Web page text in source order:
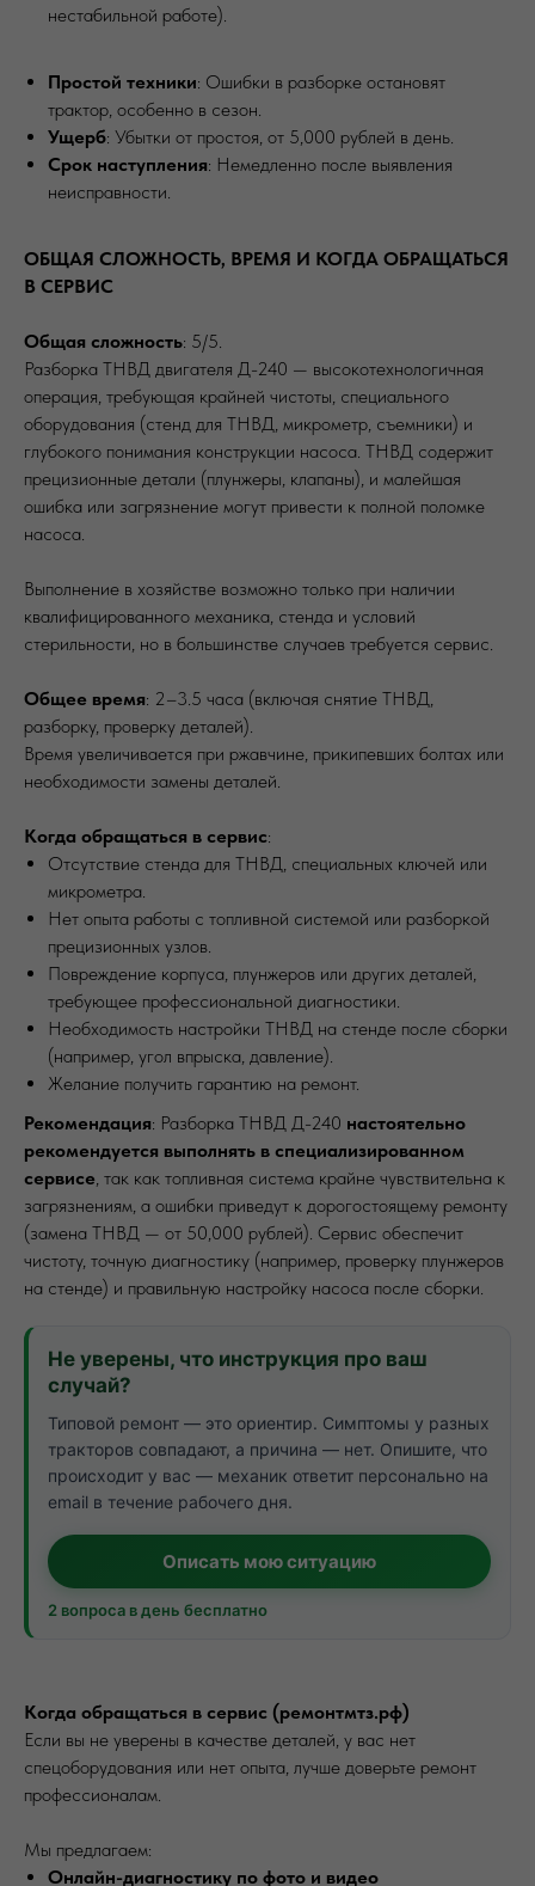
нестабильной работе).
Простой техники: Ошибки в разборке остановят
трактор, особенно в сезон.
Ущерб: Убытки от простоя, от 5,000 рублей в день.
Срок наступления: Немедленно после выявления
неисправности.
ОБЩАЯ СЛОЖНОСТЬ, ВРЕМЯ И КОГДА ОБРАЩАТЬСЯ
В СЕРВИС
Общая сложность: 5/5.
Разборка ТНВД двигателя Д-240 — высокотехнологичная
операция, требующая крайней чистоты, специального
оборудования (стенд для ТНВД, микрометр, съемники) и
глубокого понимания конструкции насоса. ТНВД содержит
прецизионные детали (плунжеры, клапаны), и малейшая
ошибка или загрязнение могут привести к полной поломке
насоса.
Выполнение в хозяйстве возможно только при наличии
квалифицированного механика, стенда и условий
стерильности, но в большинстве случаев требуется сервис.
Общее время: 2–3.5 часа (включая снятие ТНВД,
разборку, проверку деталей).
Время увеличивается при ржавчине, прикипевших болтах или
необходимости замены деталей.
Когда обращаться в сервис:
Отсутствие стенда для ТНВД, специальных ключей или
микрометра.
Нет опыта работы с топливной системой или разборкой
прецизионных узлов.
Повреждение корпуса, плунжеров или других деталей,
требующее профессиональной диагностики.
Необходимость настройки ТНВД на стенде после сборки
(например, угол впрыска, давление).
Желание получить гарантию на ремонт.
Рекомендация: Разборка ТНВД Д-240 настоятельно
рекомендуется выполнять в специализированном
сервисе, так как топливная система крайне чувствительна к
загрязнениям, а ошибки приведут к дорогостоящему ремонту
(замена ТНВД — от 50,000 рублей). Сервис обеспечит
чистоту, точную диагностику (например, проверку плунжеров
на стенде) и правильную настройку насоса после сборки.
Не уверены, что инструкция про ваш
случай?
Типовой ремонт — это ориентир. Симптомы у разных
тракторов совпадают, а причина — нет. Опишите, что
происходит у вас — механик ответит персонально на
email в течение рабочего дня.
Описать мою ситуацию
2 вопроса в день бесплатно
Когда обращаться в сервис (ремонтмтз.рф)
Если вы не уверены в качестве деталей, у вас нет
спецоборудования или нет опыта, лучше доверьте ремонт
профессионалам.
Мы предлагаем:
Онлайн-диагностику по фото и видео